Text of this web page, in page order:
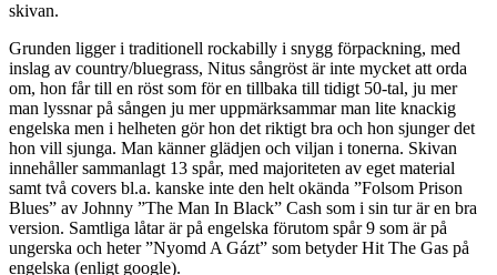
skivan.
Grunden ligger i traditionell rockabilly i snygg förpackning, med
inslag av country/bluegrass, Nitus sångröst är inte mycket att orda
om, hon får till en röst som för en tillbaka till tidigt 50-tal, ju mer
man lyssnar på sången ju mer uppmärksammar man lite knackig
engelska men i helheten gör hon det riktigt bra och hon sjunger det
hon vill sjunga. Man känner glädjen och viljan i tonerna. Skivan
innehåller sammanlagt 13 spår, med majoriteten av eget material
samt två covers bl.a. kanske inte den helt okända ”Folsom Prison
Blues” av Johnny ”The Man In Black” Cash som i sin tur är en bra
version. Samtliga låtar är på engelska förutom spår 9 som är på
ungerska och heter ”Nyomd A Gázt” som betyder Hit The Gas på
engelska (enligt google).